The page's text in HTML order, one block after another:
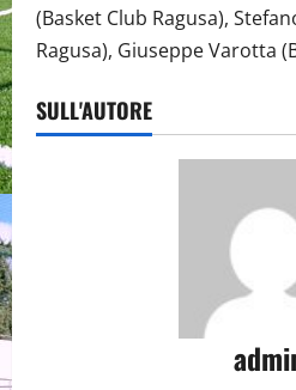
(Basket Club Ragusa),
Ragusa), Giuseppe Varotta
SULL'AUTORE